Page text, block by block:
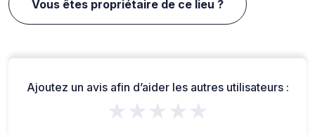
Vous êtes propriétaire de ce lieu ?
Ajoutez un avis afin d’aider les autres utilisateurs :
★★★★★